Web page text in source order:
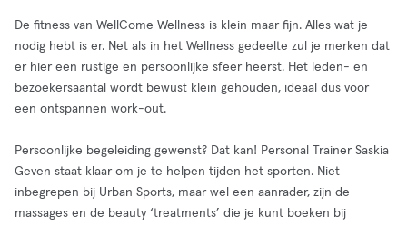
De fitness van WellCome Wellness is klein maar fijn. Alles wat je
nodig hebt is er. Net als in het Wellness gedeelte zul je merken dat
er hier een rustige en persoonlijke sfeer heerst. Het leden- en
bezoekersaantal wordt bewust klein gehouden, ideaal dus voor
een ontspannen work-out.
Persoonlijke begeleiding gewenst? Dat kan! Personal Trainer Saskia
Geven staat klaar om je te helpen tijden het sporten. Niet
inbegrepen bij Urban Sports, maar wel een aanrader, zijn de
massages en de beauty ‘treatments’ die je kunt boeken bij